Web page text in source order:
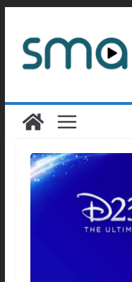
contenu